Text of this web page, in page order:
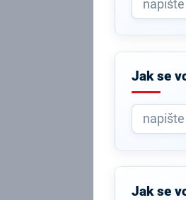
Jak se
Jak se